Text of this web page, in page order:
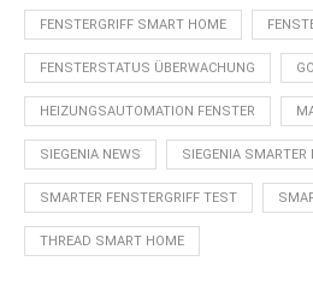
FENSTERGRIFF SMART HOME
FENSTERSTATUS ÜBERWACHUNG
HEIZUNGSAUTOMATION FENSTER
SIEGENIA NEWS SIEGENIA SMARTER
SMARTER FENSTERGRIFF TEST
THREAD SMART HOME